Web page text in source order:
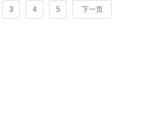
超室朱红主任和感控办赵丹丹主任主
讲，医院众多医护人员积极参会，共
3 4 5 下一页